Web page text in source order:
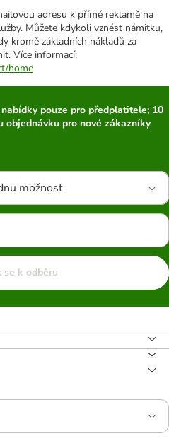
adresu k přímé reklamě na
Můžete kdykoli vznést námitku,
kromě základních nákladů za
Více informací:
home
pouze pro předplatitele; 10
objednávku pro nové zákazníky
možnost
se k odběru